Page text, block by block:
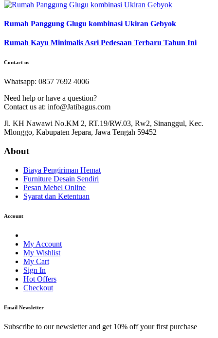
Rumah Panggung Glugu kombinasi Ukiran Gebyok
Rumah Kayu Minimalis Asri Pedesaan Terbaru Tahun Ini
Contact us
Whatsapp: 0857 7692 4006
Need help or have a question?
Contact us at: info@Jatibagus.com
Jl. KH Nawawi No.KM 2, RT.19/RW.03, Rw2, Sinanggul, Kec.
Mlonggo, Kabupaten Jepara, Jawa Tengah 59452
About
Biaya Pengiriman Hemat
Furniture Desain Sendiri
Pesan Mebel Online
Syarat dan Ketentuan
Account
My Account
My Wishlist
My Cart
Sign In
Hot Offers
Checkout
Email Newsletter
Subscribe to our newsletter and get 10% off your first purchase